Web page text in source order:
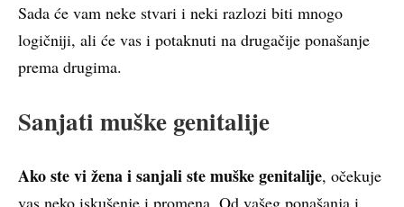
Sada će vam neke stvari i neki razlozi biti mnogo
logičniji, ali će vas i potaknuti na drugačije ponašanje
prema drugima.
Sanjati muške genitalije
Ako ste vi žena i sanjali ste muške genitalije, očekuje
vas neko iskušenje i promena. Od vašeg ponašanja i